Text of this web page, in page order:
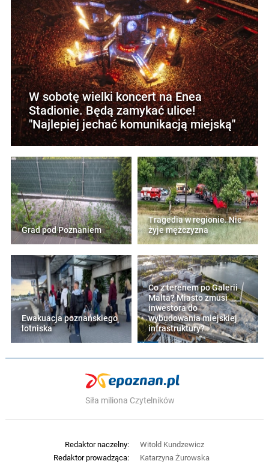
W sobotę wielki koncert na Enea
Stadionie. Będą zamykać ulice!
"Najlepiej jechać komunikacją miejską"
Grad pod Poznaniem
Tragedia w regionie. Nie
żyje mężczyzna
Ewakuacja poznańskiego
lotniska
Co z terenem po Galerii
Malta? Miasto zmusi
inwestora do
wybudowania miejskiej
infrastruktury?
Siła miliona Czytelników
Redaktor naczelny:
Witold Kundzewicz
Redaktor prowadząca:
Katarzyna Żurowska